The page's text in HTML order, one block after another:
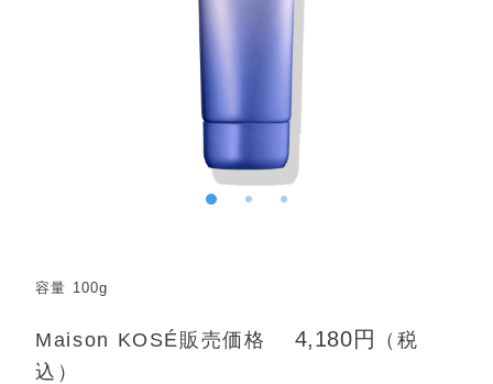
容量 100g
Maison KOSÉ販売価格 4,180円
（税
込）